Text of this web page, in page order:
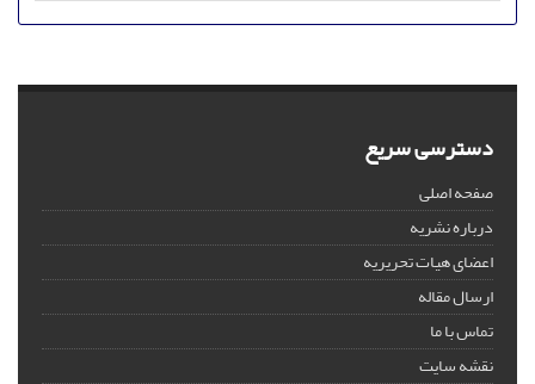
دسترسی سریع
صفحه اصلی
درباره نشریه
اعضای هیات تحریریه
ارسال مقاله
تماس با ما
نقشه سایت